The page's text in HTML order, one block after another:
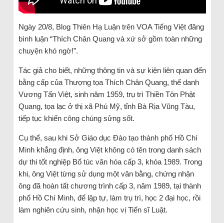
Ngày 20/8, Blog Thiên Hạ Luận trên VOA Tiếng Việt đăng
bình luận “Thích Chân Quang và xứ sở gồm toàn những
chuyện khó ngờ!”.
Tác giả cho biết, những thông tin và sự kiện liên quan đến
bằng cấp của Thượng tọa Thích Chân Quang, thế danh
Vương Tấn Việt, sinh năm 1959, trụ trì Thiền Tôn Phật
Quang, tọa lạc ở thị xã Phú Mỹ, tỉnh Bà Rịa Vũng Tàu,
tiếp tục khiến công chúng sửng sốt.
Cụ thể, sau khi Sở Giáo dục Đào tạo thành phố Hồ Chí
Minh khẳng định, ông Việt không có tên trong danh sách
dự thi tốt nghiệp Bổ túc văn hóa cấp 3, khóa 1989. Trong
khi, ông Việt từng sử dụng một văn bằng, chứng nhận
ông đã hoàn tất chương trình cấp 3, năm 1989, tại thành
phố Hồ Chí Minh, để lập tự, làm trụ trì, học 2 đại học, rồi
làm nghiên cứu sinh, nhận học vị Tiến sĩ Luật.